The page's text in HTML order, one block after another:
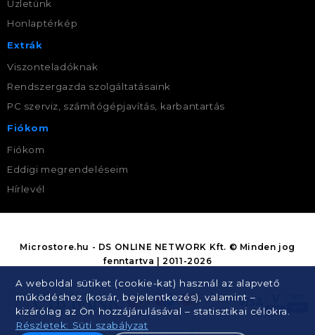
Üzletünk
Honlaptérkép
Extrák
Viszonteladóknak
Rendszergazda szolgáltatásaink
PC szerviz, számítógépjavítás, karbantartás
Fiókom
Fiókom
Eddigi megrendeléseim
Hírlevél
A weboldal sütiket (cookie-kat) használ az alapvető
működéshez (kosár, bejelentkezés), valamint –
kizárólag az Ön hozzájárulásával – statisztikai célokra.
Részletek: Süti szabályzat
Microstore.hu - DS ONLINE NETWORK Kft. © Minden jog
fenntartva | 2011-2026